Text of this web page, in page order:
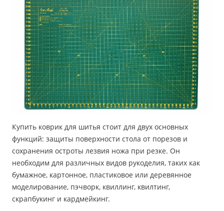
Купить коврик для шитья стоит для двух основных
функций: защиты поверхности стола от порезов и
сохранения остроты лезвия ножа при резке. Он
необходим для различных видов рукоделия, таких как
бумажное, картонное, пластиковое или деревянное
моделирование, пэчворк, квиллинг, квилтинг,
скрапбукинг и кардмейкинг.